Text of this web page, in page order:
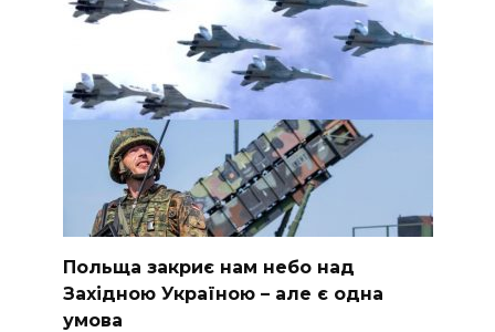
Польща закриє нам небо над
Західною Україною – але є одна
умова